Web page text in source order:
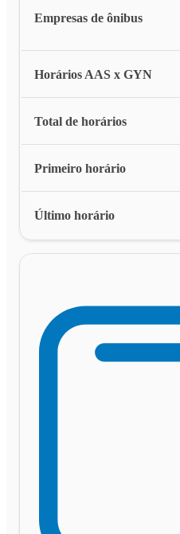
Empresas de ônibus
Horários AAS x GYN
Total de horários
Primeiro horário
Último horário